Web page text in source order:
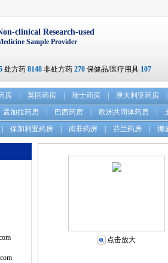
clinical Research-used
Sample Provider
处方药 8148 非处方药 270 保健品/医疗用具 107
房 英国药房 瑞士药房 澳大利亚药房
孟加拉药房 巴西药房 欧洲共同体药房
保加利亚药房 南非药房 芬兰药房 挪
点击放大